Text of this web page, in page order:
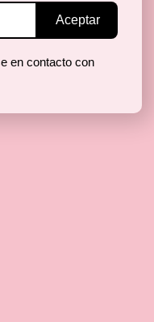
en contacto con